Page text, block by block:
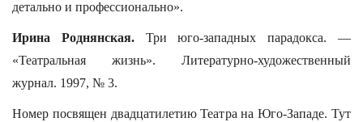
детально и профессионально».
Ирина Роднянская.Три юго-западных парадокса. —
«Театральная жизнь». Литературно-художественный
журнал. 1997, № 3.
Номер посвящен двадцатилетию Театра на Юго-Западе. Тут